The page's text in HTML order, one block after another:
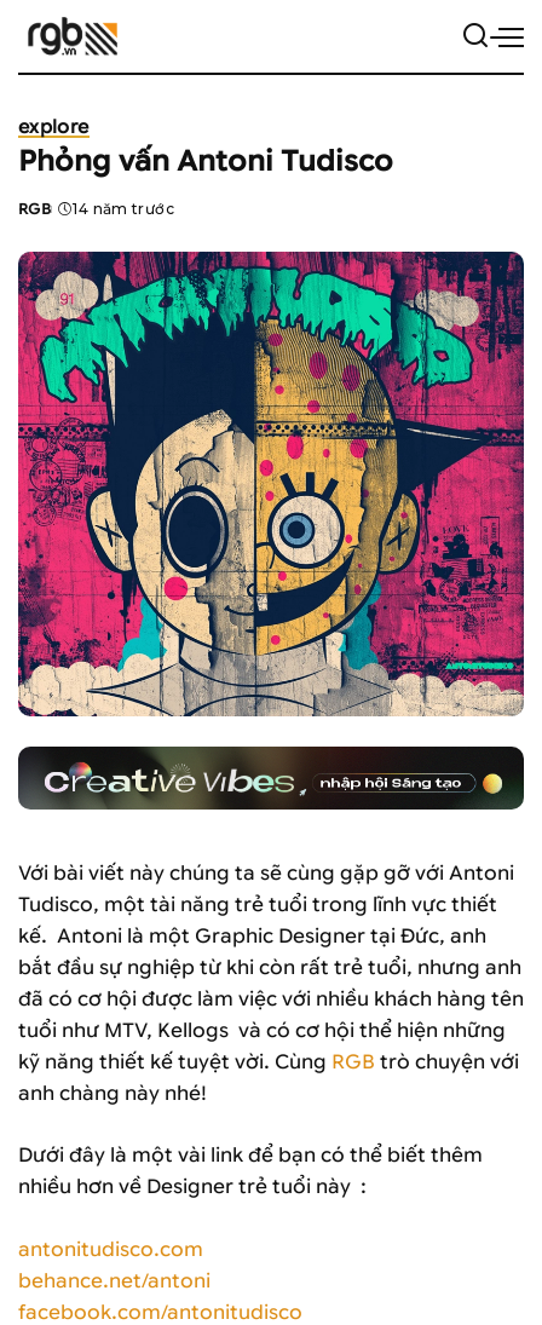
explore
Phỏng vấn Antoni Tudisco
Posted
RGB 14 năm trước
Với bài viết này chúng ta sẽ cùng gặp gỡ với Antoni
Tudisco, một tài năng trẻ tuổi trong lĩnh vực thiết
kế. Antoni là một Graphic Designer tại Đức, anh
bắt đầu sự nghiệp từ khi còn rất trẻ tuổi, nhưng anh
đã có cơ hội được làm việc với nhiều khách hàng tên
tuổi như MTV, Kellogs và có cơ hội thể hiện những
kỹ năng thiết kế tuyệt vời. Cùng RGB trò chuyện với
anh chàng này nhé!
Dưới đây là một vài link để bạn có thể biết thêm
nhiều hơn về Designer trẻ tuổi này :
antonitudisco.com
behance.net/antoni
facebook.com/antonitudisco